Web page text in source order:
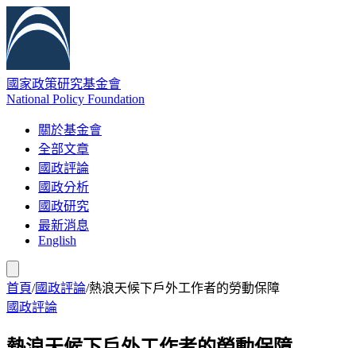
國家政策研究基金會
National Policy Foundation
關於基金會
全部文章
國政評論
國政分析
國政研究
最新消息
English
首頁/國政評論/熱浪天候下戶外工作者的勞動保障
國政評論